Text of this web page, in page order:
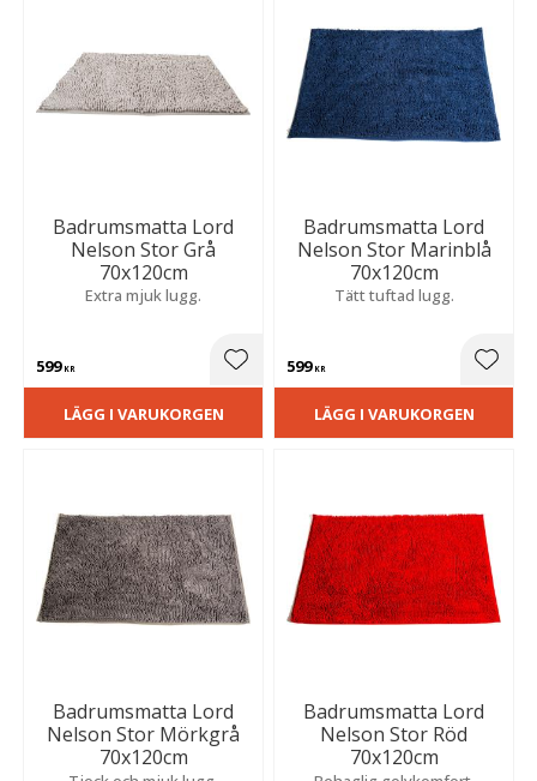
Badrumsmatta Lord
Nelson Stor Grå
70x120cm
Extra mjuk lugg.
599KR Lägg till i favoriter
LÄGG I VARUKORGEN
Badrumsmatta Lord
Nelson Stor Marinblå
70x120cm
Tätt tuftad lugg.
599KR
LÄGG I VARUKORGEN
Badrumsmatta Lord
Nelson Stor Mörkgrå
70x120cm
Badrumsmatta Lord
Nelson Stor Röd
70x120cm